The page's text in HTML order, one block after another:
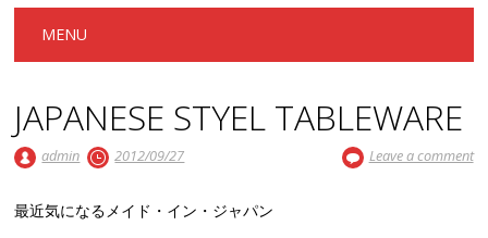
Main menu
MENU
JAPANESE STYEL TABLEWARE
admin 2012/09/27 Leave a comment
最近気になるメイド・イン・ジャパン